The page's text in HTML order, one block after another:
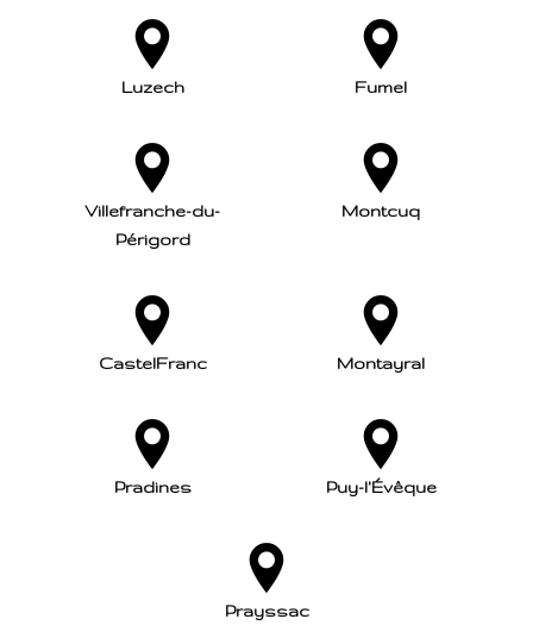
Luzech Fumel
Villefranche-du-
Périgord
Montcuq
CastelFranc Montayral
Pradines Puy-l'Évêque
Prayssac